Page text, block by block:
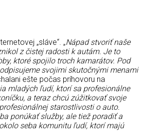
„sláve“. „Nápad stvoriť naše
z čistej radosti k autám. Je to
ktoré spojilo troch kamarátov. Pod
svojimi skutočnými menami
ešte počas príhovoru na
mladých ľudí, ktorí sa profesionálne
a teraz chcú zúžitkovať svoje
starostlivosti o auto.
ponúkať služby, ale tiež poradiť a
seba komunitu ľudí, ktorí majú